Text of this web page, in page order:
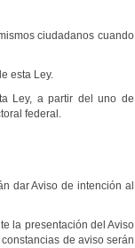
ciudadanos cuando
esta Ley.
Ley, a partir del uno de
federal.
dar Aviso de intención al
la presentación del Aviso
de aviso serán